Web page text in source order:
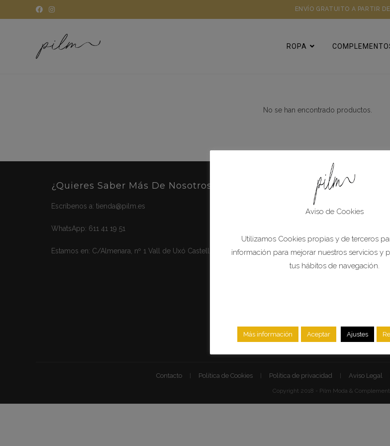
ENVÍO GRATUITO A PARTIR
ROPA
No se han encontrado productos.
¿Quieres Saber Más De Nosotros?
Escríbenos a:tienda@pilm.es
WhatsApp: 611 41 19 51
Estamos en: C/Almenara, nº 1 Vall de Uxó Castellón
Mi
Contacto Política de Cookies Política de privacidad Aviso Legal
Copyright 2018 - Pilm Moda &
Aviso de Cookies
Utilizamos Cookies propias y de terceros
información para mejorar nuestros servicios y
tus hábitos de navegación.
Más información Aceptar Ajustes